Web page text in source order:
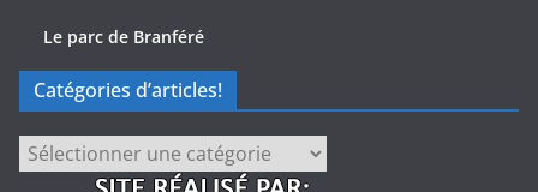
Le parc de Branféré
Catégories d’articles!
Catégories
d’articles!